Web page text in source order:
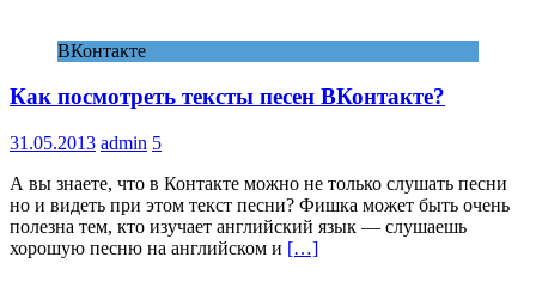
ВКонтакте
Как посмотреть тексты песен ВКонтакте?
31.05.2013 admin 5
А вы знаете, что в Контакте можно не только слушать песни
но и видеть при этом текст песни? Фишка может быть очень
полезна тем, кто изучает английский язык — слушаешь
хорошую песню на английском и […]